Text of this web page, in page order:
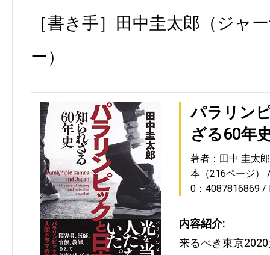
［書き手］田中圭太郎（ジャ
ー）
パラリン
ざる60年
著者：田中 圭太郎
本（216ページ）
0：4087816869
内容紹介:
来るべき東京